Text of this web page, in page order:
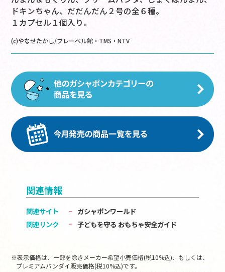
ドキンちゃん、だだんだん２号の全６種。
１カプセル１個入り。
(c)やなせたかし/フレーベル館・TMS・NTV
関連情報
関連サイト
ガシャポンワールド
関連リンク
子どもを守る おもちゃ安全ガイド
※表示価格は、一部を除きメーカー希望小売価格(税10%込)、もしくは、
プレミアムバンダイ販売価格(税10%込)です。